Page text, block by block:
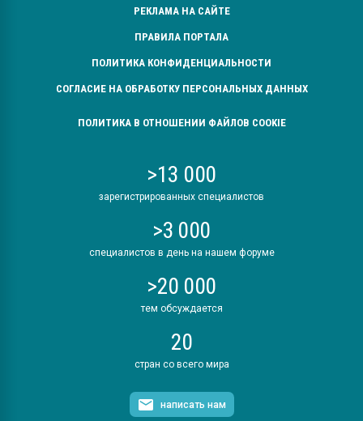
РЕКЛАМА НА САЙТЕ
ПРАВИЛА ПОРТАЛА
ПОЛИТИКА КОНФИДЕНЦИАЛЬНОСТИ
СОГЛАСИЕ НА ОБРАБОТКУ ПЕРСОНАЛЬНЫХ ДАННЫХ
ПОЛИТИКА В ОТНОШЕНИИ ФАЙЛОВ COOKIE
>13 000
зарегистрированных специалистов
>3 000
специалистов в день на нашем форуме
>20 000
тем обсуждается
20
стран со всего мира
написать нам